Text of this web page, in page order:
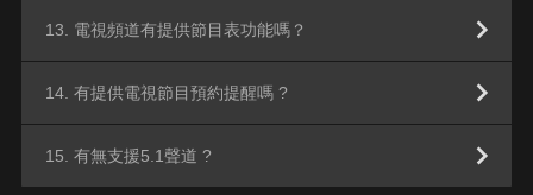
13. 電視頻道有提供節目表功能嗎？
14. 有提供電視節目預約提醒嗎 ?
15. 有無支援5.1聲道 ?